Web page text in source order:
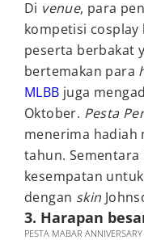
Di venue, para
kompetisi
peserta berbakat
bertemakan para
MLBB juga
Oktober. Pesta
menerima hadiah
tahun. Sementara
kesempatan
dengan skin
3. Harapan
PESTA MABAR